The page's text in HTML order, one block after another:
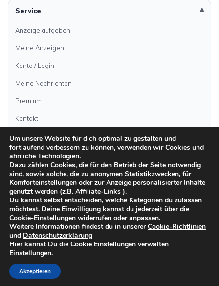
Service
Anzeige aufgeben
Meine Anzeigen
Konto / Login
Meine Nachrichten
Premium
Kontakt
Anzeige aufgeben
Kategorien
Inseln
ImpressumDatenschutzAGB Sicher inserierenModerationsrichtlinien
Um unsere Website für dich optimal zu gestalten und
fortlaufend verbessern zu können, verwenden wir Cookies und
ähnliche Technologien.
Dazu zählen Cookies, die für den Betrieb der Seite notwendig
sind, sowie solche, die zu anonymen Statistikzwecken, für
Komforteinstellungen oder zur Anzeige personalisierter Inhalte
genutzt werden (z.B. Affiliate-Links ).
Du kannst selbst entscheiden, welche Kategorien du zulassen
möchtest. Deine Einwilligung kannst du jederzeit über die
Cookie-Einstellungen widerrufen oder anpassen.
Weitere Informationen findest du in unsererCookie-Richtlinien
und Datenschutzerklärung
Hier kannst Du die Cookie Einstellungen verwalten
Einstellungen.
Akzeptieren